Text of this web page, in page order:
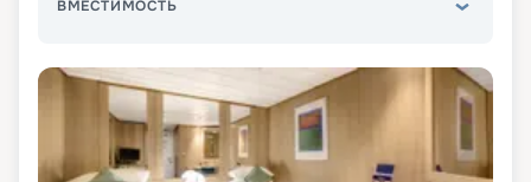
ВМЕСТИМОСТЬ